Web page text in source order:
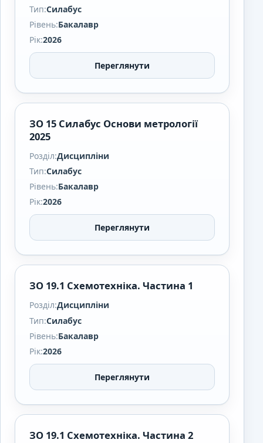
Тип:Силабус
Рівень:Бакалавр
Рік:2026
Переглянути
ЗО 15 Силабус Основи метрології
2025
Розділ:Дисципліни
Тип:Силабус
Рівень:Бакалавр
Рік:2026
Переглянути
ЗО 19.1 Схемотехніка. Частина 1
Розділ:Дисципліни
Тип:Силабус
Рівень:Бакалавр
Рік:2026
Переглянути
ЗО 19.1 Схемотехніка. Частина 2